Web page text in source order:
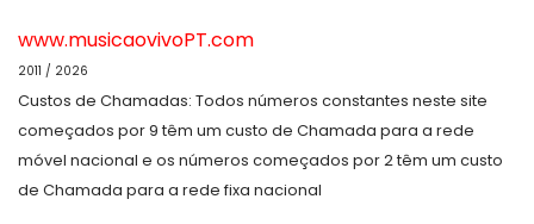
www.musicaovivoPT.com
2011 / 2026
Custos de Chamadas: Todos números constantes neste site
começados por 9 têm um custo de Chamada para a rede
móvel nacional e os números começados por 2 têm um custo
de Chamada para a rede fixa nacional